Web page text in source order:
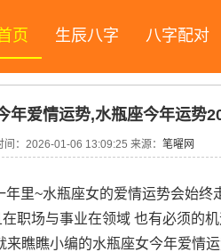
页 生辰八字 八字配对
年爱情运势,水瓶座今年运势
间： 2026-01-06 13:09:25 来源： 笔曜网
里~水瓶座女的爱情运势会始终
职场与事业在领域 也有必须的
瞧瞧小编的水瓶座女今年爱情